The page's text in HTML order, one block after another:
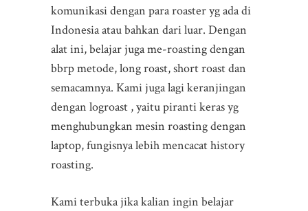
komunikasi dengan para roaster yg ada di
Indonesia atau bahkan dari luar. Dengan
alat ini, belajar juga me-roasting dengan
bbrp metode, long roast, short roast dan
semacamnya. Kami juga lagi keranjingan
dengan logroast , yaitu piranti keras yg
menghubungkan mesin roasting dengan
laptop, fungisnya lebih mencacat history
roasting.
Kami terbuka jika kalian ingin belajar